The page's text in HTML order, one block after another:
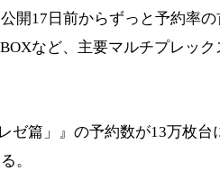
開17日前からずっと予約率の
など、主要マルチプレック
ゼ篇」』の予約数が13万枚台
。